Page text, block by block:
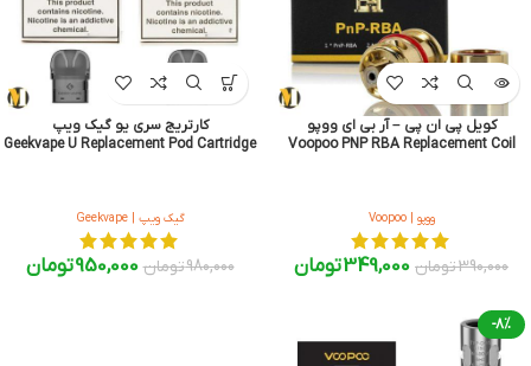
کویل پی ان پی – آر بی ای ووپو
Voopoo PNP RBA Replacement Coil
ووپو | Voopoo
390,000تومان 349,000تومان
کارتریج سری یو گیک ویپ
Geekvape U Replacement Pod Cartridge
گیک ویپ | Geekvape
980,000تومان 950,000تومان
-8%